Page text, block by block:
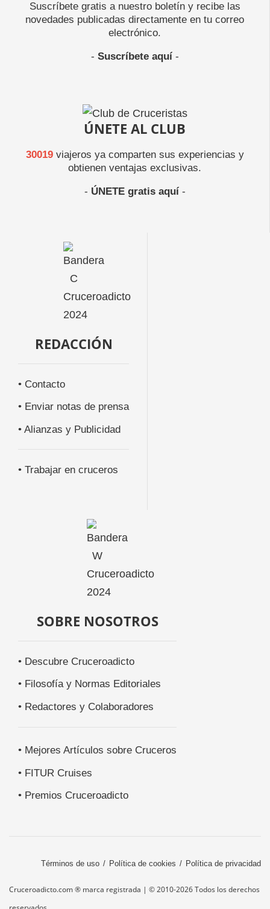
Suscríbete gratis a nuestro boletín y recibe las
novedades publicadas directamente en tu correo
electrónico.
- Suscríbete aquí-
ÚNETE AL CLUB
30019viajeros ya comparten sus experiencias y
obtienen ventajas exclusivas.
- ÚNETE gratis aquí-
REDACCIÓN
• Contacto
• Enviar notas de prensa
• Alianzas y Publicidad
• Trabajar en cruceros
SOBRE NOSOTROS
• Descubre Cruceroadicto
• Filosofía y Normas Editoriales
• Redactores y Colaboradores
• Mejores Artículos sobre Cruceros
• FITUR Cruises
• Premios Cruceroadicto
Términos de uso Política de cookies Política de privacidad
Cruceroadicto.com ® marca registrada | © 2010-2026 Todos los derechos